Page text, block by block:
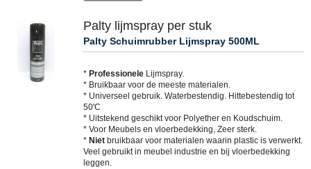
Palty lijmspray per stuk
Palty Schuimrubber Lijmspray 500ML
* Professionele Lijmspray.
* Bruikbaar voor de meeste materialen.
* Universeel gebruik. Waterbestendig. Hittebestendig tot
50'C
* Uitstekend geschikt voor Polyether en Koudschuim.
* Voor Meubels en vloerbedekking, Zeer sterk.
* Niet bruikbaar voor materialen waarin plastic is verwerkt.
Veel gebruikt in meubel industrie en bij vloerbedekking
leggen.